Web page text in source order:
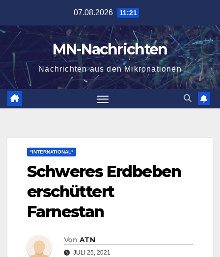
springen
07.08.2026 11:21
MN-Nachrichten
Nachrichten aus den Mikronationen
*INTERNATIONAL*
Schweres Erdbeben
erschüttert
Farnestan
Von ATN
JULI 25, 2021